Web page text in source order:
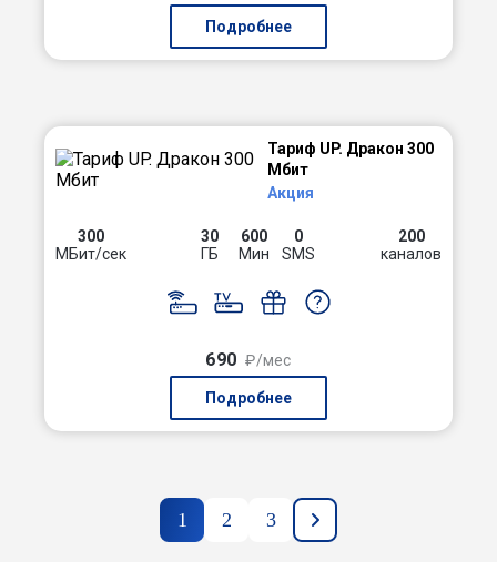
Подробнее
Тариф UP. Дракон 300
Мбит
Акция
300
МБит/сек
30
ГБ
600
Мин
0
SMS
200
каналов
690 ₽/мес
Подробнее
1 2 3